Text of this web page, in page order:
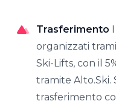
Trasferimento
organizzati
Ski-Lifts, con il
tramite Alto.Ski.
trasferimento